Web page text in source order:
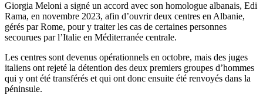
Giorgia Meloni a signé un accord avec son homologue albanais, Edi
Rama, en novembre 2023, afin d’ouvrir deux centres en Albanie,
gérés par Rome, pour y traiter les cas de certaines personnes
secourues par l’Italie en Méditerranée centrale.
Les centres sont devenus opérationnels en octobre, mais des juges
italiens ont rejeté la détention des deux premiers groupes d’hommes
qui y ont été transférés et qui ont donc ensuite été renvoyés dans la
péninsule.